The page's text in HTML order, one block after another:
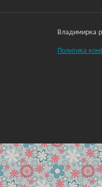
Владимирка
Политика